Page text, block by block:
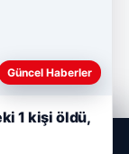
Güncel Haberler
1 kişi öldü,